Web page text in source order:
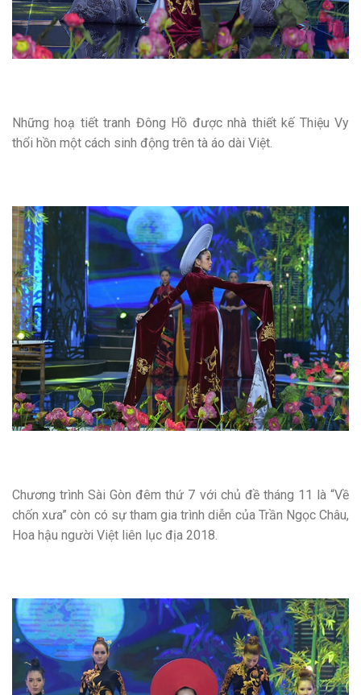
Những hoạ tiết tranh Đông Hồ được nhà thiết kế Thiệu Vy
thổi hồn một cách sinh động trên tà áo dài Việt.
Chương trình Sài Gòn đêm thứ 7 với chủ đề tháng 11 là “Về
chốn xưa” còn có sự tham gia trình diễn của Trần Ngọc Châu,
Hoa hậu người Việt liên lục địa 2018.